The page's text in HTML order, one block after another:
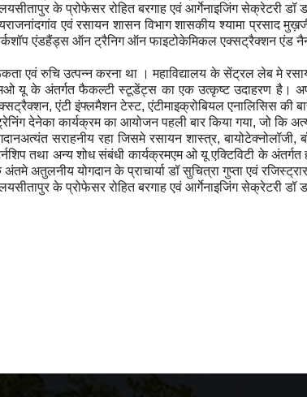
के प्रोफेसर रोहित बरगाह एवं आर्गेनाइजिंग सेक्रेटरी डॉ
एवं रसायन शासन विभाग शासकीय श्यामा प्रसाद
एंडहैंड्स ऑन ट्रैनिग ऑन फाइटोकेमिकल एक्सट्रैक्शन एंड
एवं रुचि उत्पन्न करना था । महाविद्यालय के सेंट्रल लेब मे
यू के अंतर्गत फैकल्टी स्टूडेंट्स का एक उत्कृष्ट उदाहरण है। अपने
,एंटी इंफ्लमैशन टेस्ट,एंटीमाइक्रोबियल एनालिसिस की
देनेका कार्यक्रम का आयोजन पहली बार किया गया,जो कि
सराहनीय रहा जिसमे रसायन शास्त्र,बायोटेक्नोलॉजी,
तथा अन्य शोध संबंधी कार्यक्रमएम ओ यू एक्टिविटी के अंतर्गत
योगदान के प्राचार्या डॉ सुचित्रा गुप्ता एवं
के प्रोफेसर रोहित बरगाह एवं आर्गेनाइजिंग सेक्रेटरी डॉ